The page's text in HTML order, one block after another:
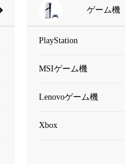
ゲーム機
PlayStation
MSIゲーム機
Lenovoゲーム機
Xbox